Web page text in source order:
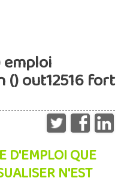
out12516 fort
D'EMPLOI QUE
N'EST